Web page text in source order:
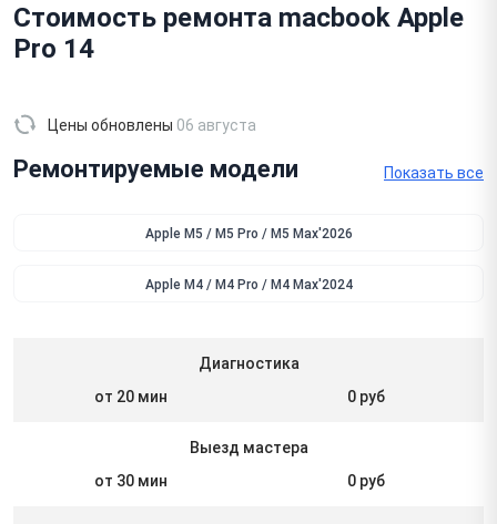
Не видит USB
Не видит аккумулятор Не грузится macOS
Шумит вентилятор Перегревается
Стоимость ремонта macbook Apple
Pro 14
Цены обновлены 06 августа
Ремонтируемые модели Показать все
Apple M5 / M5 Pro / M5 Max'2026
Apple M4 / M4 Pro / M4 Max'2024
Диагностика
от 20 мин
0 руб
Выезд мастера
от 30 мин
0 руб